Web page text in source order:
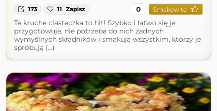
173 11 Zapisz 0 Smakowite
Te kruche ciasteczka to hit! Szybko i łatwo się je
przygotowuje, nie potrzeba do nich żadnych
wymyślnych składników i smakują wszystkim, którzy je
spróbują (...)